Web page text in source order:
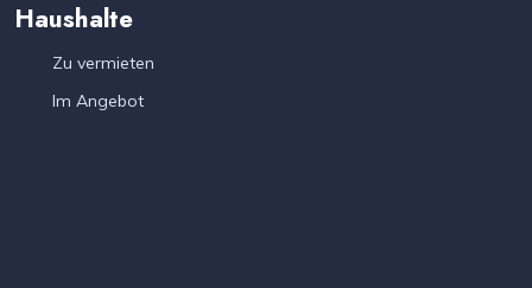
Haushalte
Zu vermieten
Im Angebot